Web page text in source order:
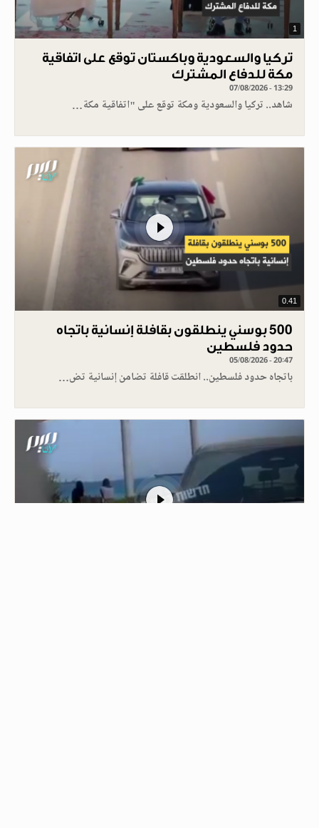
1
تركيا والسعودية وباكستان توقع على اتفاقية
مكة للدفاع المشترك
07/08/2026 - 13:29
شاهد.. تركيا والسعودية ومكة توقع على "اتفاقية مكة…
0.41
500 بوسني ينطلقون بقافلة إنسانية باتجاه
حدود فلسطين
05/08/2026 - 20:47
باتجاه حدود فلسطين.. انطلقت قافلة تضامن إنسانية تض…